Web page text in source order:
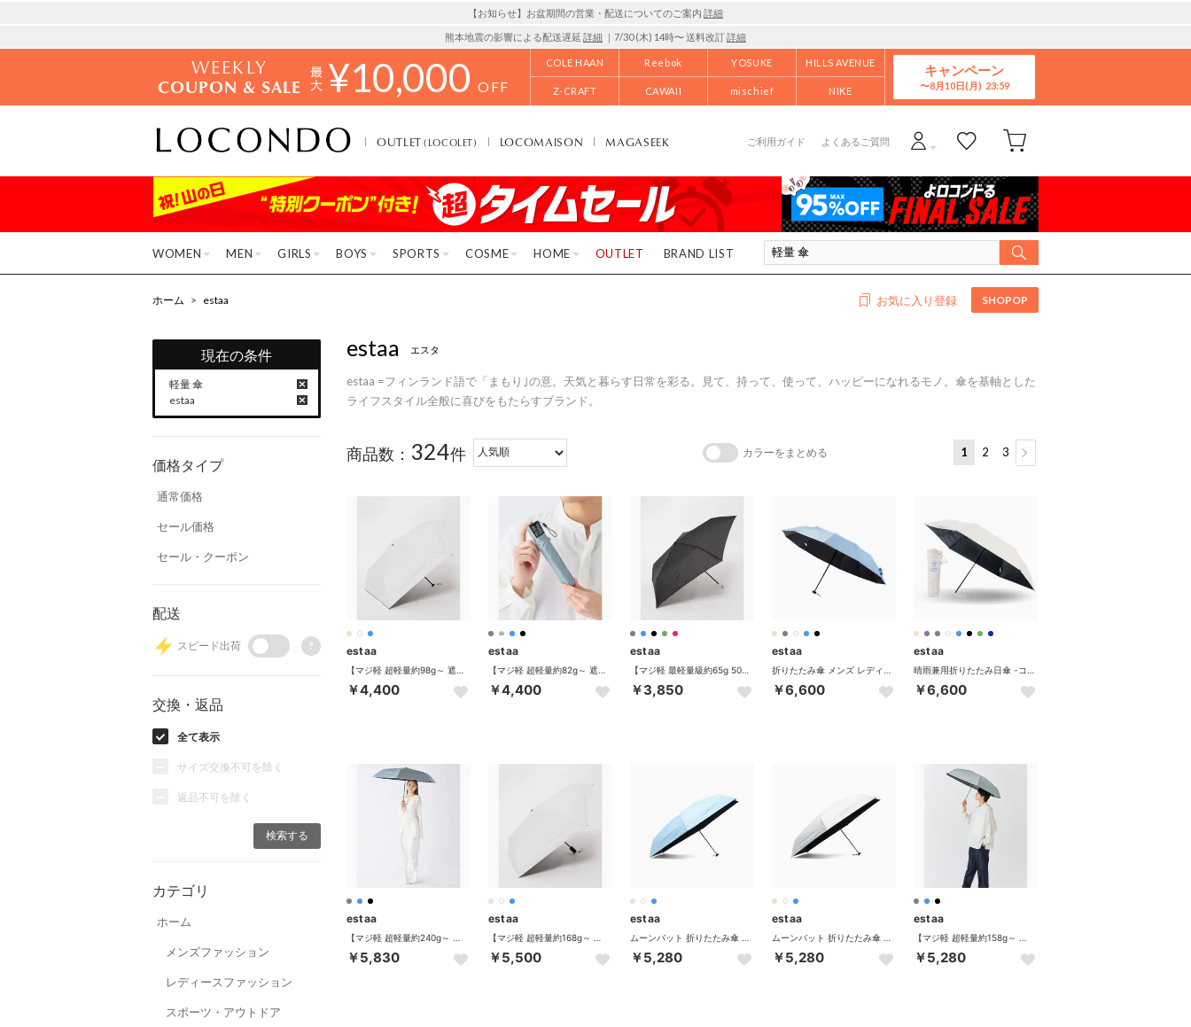
【お知らせ】お盆期間の営業・配送についてのご案内 詳細
熊本地震の影響による配送遅延 詳細 ｜7/30 (木) 14時〜 送料改訂詳細
WEEKLY
COUPON & SALE ¥10,000 OFF
COLE HAAN Reebok YOSUKE HILLS AVENUE
Z-CRAFT CAWAII mischief NIKE
キャンペーン
8月10日(月)
OUTLET(LOCOLET) LOCOMAISON MAGASEEK ご利用ガイド よくあるご質問
WOMEN MEN GIRLS BOYS SPORTS COSME HOME OUTLET BRAND LIST
ホーム > estaa お気に入り登録 SHOPOP
現在の条件
軽量 傘
estaa
価格タイプ
通常価格
セール価格
セール・クーポン
配送
スピード出荷 ?
交換・返品
全て表示
サイズ交換不可を除く
返品不可を除く
カテゴリ
ホーム
メンズファッション
レディースファッション
スポーツ・アウトドア
estaa エスタ
estaa =フィンランド語で「まもり｣の意。天気と暮らす日常を彩る。見て、持って、使って、ハッピーになれるモノ。傘を基軸とした
ライフスタイル全般に喜びをもたらすブランド。
商品数： 324件 カラーをまとめる 1 2 3
estaa
￥4,400
estaa
￥4,400
estaa
￥3,850
estaa
￥6,600
estaa
￥6,600
estaa
￥5,830
estaa
￥5,500
estaa
￥5,280
estaa
￥5,280
estaa
￥5,280